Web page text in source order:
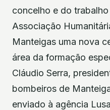
concelho e do
Associação
Manteigas uma nova
área da formação
Cláudio Serra,
bombeiros de
enviado à agência